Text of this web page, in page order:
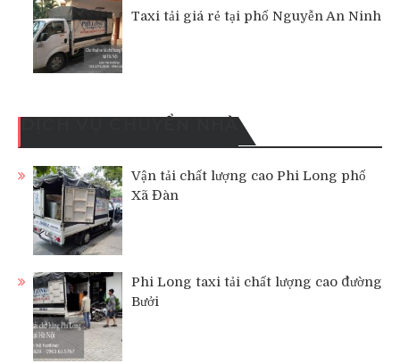
Taxi tải giá rẻ tại phố Nguyễn An Ninh
DỊCH VỤ CHUYỂN NHÀ
Vận tải chất lượng cao Phi Long phố
Xã Đàn
Phi Long taxi tải chất lượng cao đường
Bưởi